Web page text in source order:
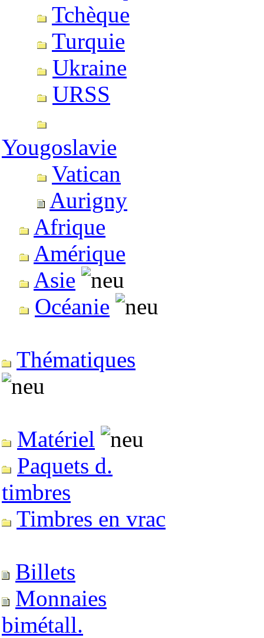
Tchèque
Turquie
Ukraine
URSS
Yougoslavie
Vatican
Aurigny
Afrique
Amérique
Asie
Océanie
Thématiques
Matériel
Paquets d.
timbres
Timbres en vrac
Billets
Monnaies
bimétall.